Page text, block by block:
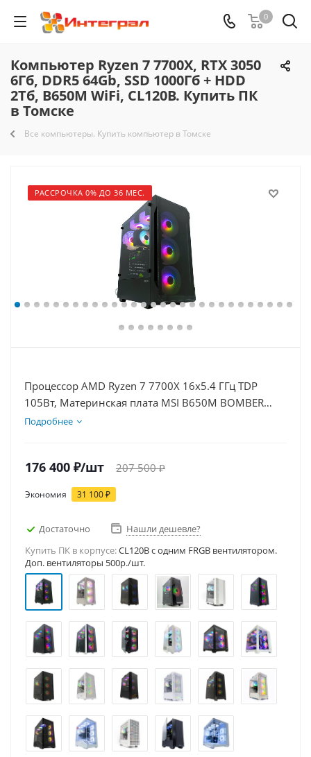
0
Компьютер Ryzen 7 7700X, RTX 3050
6Гб, DDR5 64Gb, SSD 1000Гб + HDD
2Тб, B650M WiFi, CL120B. Купить ПК
в Томске
Все компьютеры. Купить компьютер в Томске
РАССРОЧКА 0% ДО 36 МЕС.
Процессор AMD Ryzen 7 7700X 16x5.4 ГГц TDP
105Вт, Материнская плата MSI B650M BOMBER
WIFI, Видеокарта RTX 3050 6Гб, Память
Подробнее
176 400 ₽/шт 207 500₽
Экономия 31 100₽
Достаточно
Нашли дешевле?
Купить ПК в корпусе:CL120B c одним FRGB вентилятором.
Доп. вентиляторы 500р./шт.